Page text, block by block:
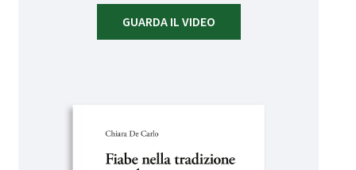
GUARDA IL VIDEO